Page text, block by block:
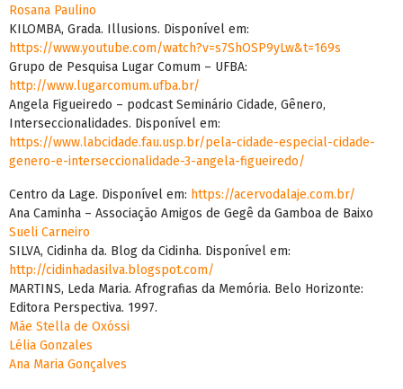
Rosana Paulino
KILOMBA, Grada. Illusions. Disponível em:
https://www.youtube.com/watch?v=s7ShOSP9yLw&t=169s
Grupo de Pesquisa Lugar Comum – UFBA:
http://www.lugarcomum.ufba.br/
Angela Figueiredo – podcast Seminário Cidade, Gênero,
Interseccionalidades. Disponível em:
https://www.labcidade.fau.usp.br/pela-cidade-especial-cidade-
genero-e-interseccionalidade-3-angela-figueiredo/
Centro da Lage. Disponível em: https://acervodalaje.com.br/
Ana Caminha – Associação Amigos de Gegê da Gamboa de Baixo
Sueli Carneiro
SILVA, Cidinha da. Blog da Cidinha. Disponível em:
http://cidinhadasilva.blogspot.com/
MARTINS, Leda Maria. Afrografias da Memória. Belo Horizonte:
Editora Perspectiva. 1997.
Mãe Stella de Oxóssi
Lélia Gonzales
Ana Maria Gonçalves